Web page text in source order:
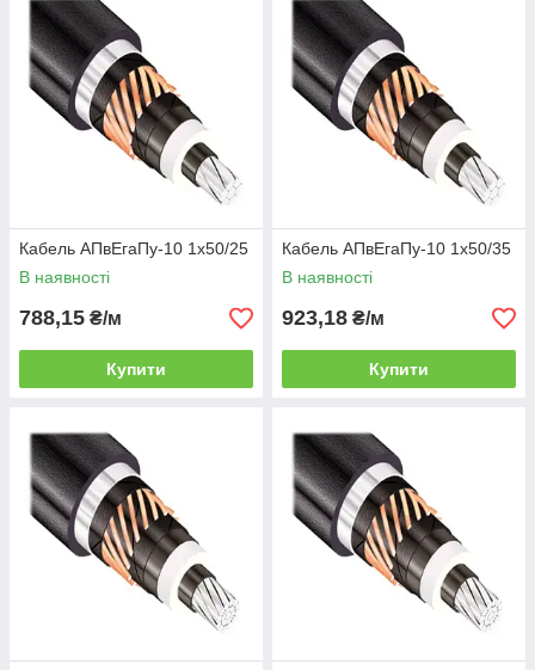
Кабель АПвЕгаПу-10 1х50/25
В наявності
788,15 ₴/м
Купити
Кабель АПвЕгаПу-10 1х50/35
В наявності
923,18 ₴/м
Купити